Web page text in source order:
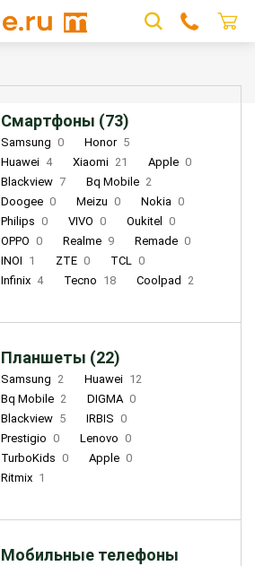
Смартфоны (73)
Samsung 0 Honor 5
Huawei 4 Xiaomi 21 Apple 0
Blackview 7 Bq Mobile 2
Doogee 0 Meizu 0 Nokia 0
Philips 0 VIVO 0 Oukitel
0
OPPO 0 Realme 9 Remade 0
INOI 1 ZTE 0 TCL 0
Infinix 4 Tecno 18 Coolpad 2
Планшеты (22)
Samsung 2 Huawei 12
Bq Mobile 2 DIGMA 0
Blackview 5 IRBIS 0
Prestigio 0 Lenovo 0
TurboKids 0 Apple 0
Ritmix 1
Мобильные телефоны